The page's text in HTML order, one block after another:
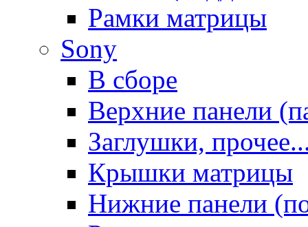
Рамки матрицы
Sony
В сборе
Верхние панели
Заглушки,
Крышки матрицы
Нижние панели